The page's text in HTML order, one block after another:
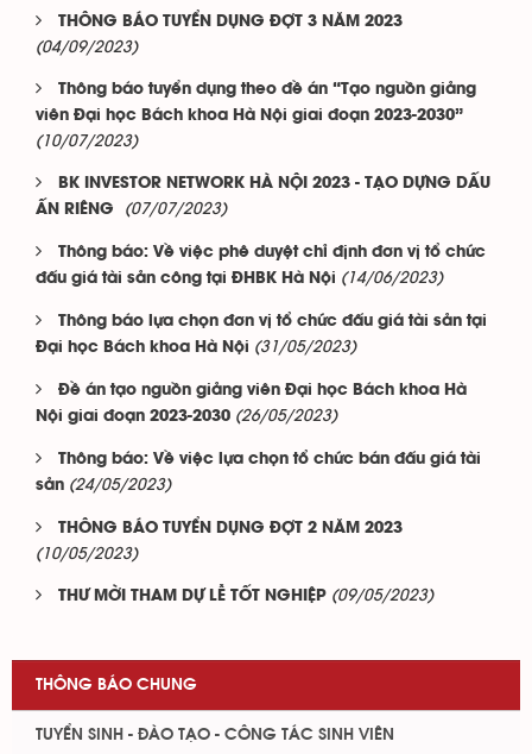
THÔNG BÁO TUYỂN DỤNG ĐỢT 3 NĂM 2023
(04/09/2023)
Thông báo tuyển dụng theo đề án “Tạo nguồn giảng
viên Đại học Bách khoa Hà Nội giai đoạn 2023-2030”
(10/07/2023)
BK INVESTOR NETWORK HÀ NỘI 2023 - TẠO DỰNG DẤU
ẤN RIÊNG
(07/07/2023)
Thông báo: Về việc phê duyệt chỉ định đơn vị tổ chức
đấu giá tài sản công tại ĐHBK Hà Nội (14/06/2023)
Thông báo lựa chọn đơn vị tổ chức đấu giá tài sản tại
Đại học Bách khoa Hà Nội (31/05/2023)
Đề án tạo nguồn giảng viên Đại học Bách khoa Hà
Nội giai đoạn 2023-2030 (26/05/2023)
Thông báo: Về việc lựa chọn tổ chức bán đấu giá tài
sản (24/05/2023)
THÔNG BÁO TUYỂN DỤNG ĐỢT 2 NĂM 2023
(10/05/2023)
THƯ MỜI THAM DỰ LỄ TỐT NGHIỆP (09/05/2023)
THÔNG BÁO CHUNG
TUYỂN SINH - ĐÀO TẠO - CÔNG TÁC SINH VIÊN